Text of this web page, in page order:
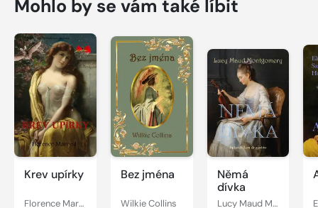
Mohlo by se vám také líbit
Krev upírky
Florence Marryat
Bez jména
Wilkie Collins
Němá
dívka
Lucy Maud Montgomery